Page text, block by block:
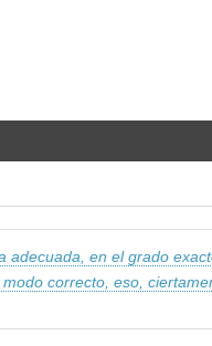
adecuada, en el grado
correcto, eso,